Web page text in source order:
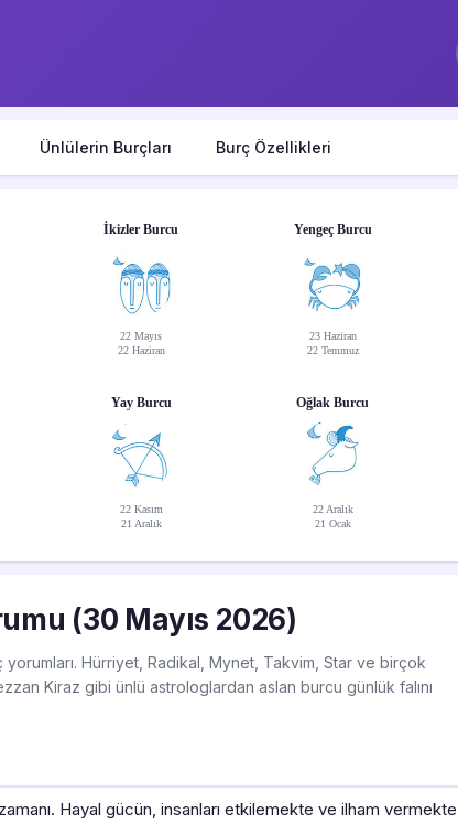
Ünlülerin Burçları Burç Özellikleri
İkizler Burcu
22 Mayıs
22 Haziran
Yengeç Burcu
23 Haziran
22 Temmuz
Yay Burcu
22 Kasım
21 Aralık
Oğlak Burcu
22 Aralık
21 Ocak
(30 Mayıs 2026)
Hürriyet, Radikal, Mynet, Takvim, Star ve birçok
Kiraz gibi ünlü astrologlardan aslan burcu günlük falını
Hayal gücün, insanları etkilemekte ve ilham vermekte